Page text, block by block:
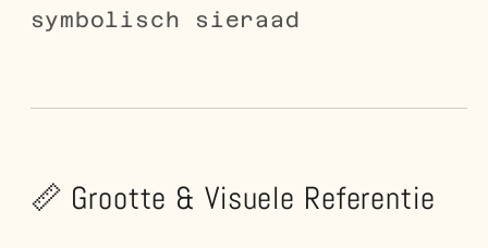
symbolisch sieraad
📏 Grootte & Visuele Referentie